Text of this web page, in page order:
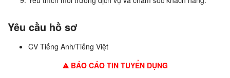
Yêu cầu hồ sơ
CV Tiếng Anh/Tiếng Việt
BÁO CÁO TIN TUYỂN DỤNG